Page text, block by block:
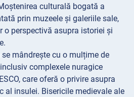
culturală bogată a
prin muzeele și galeriile sale,
o perspectivă asupra istoriei și
mândrește cu o mulțime de
complexele nuragice
care oferă o privire asupra
al insulei. Bisericile medievale ale